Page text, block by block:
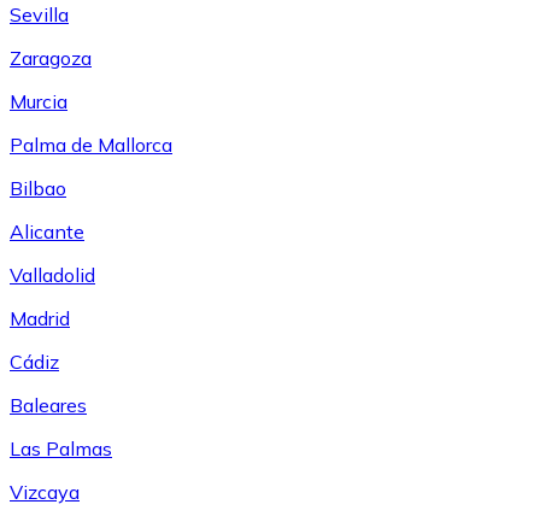
Sevilla
Zaragoza
Murcia
Palma de Mallorca
Bilbao
Alicante
Valladolid
Madrid
Cádiz
Baleares
Las Palmas
Vizcaya